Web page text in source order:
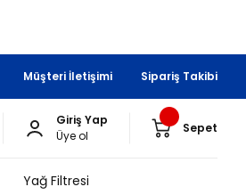
Müşteri İletişimi Sipariş Takibi
Giriş Yap
Üye ol
Sepet
Yağ Filtresi